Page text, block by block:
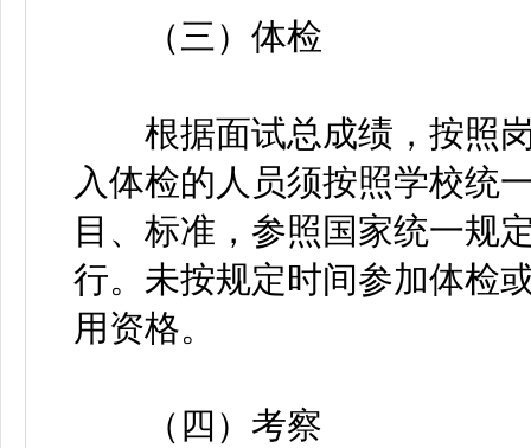
（三）体检
根据面试总成绩，按照岗
入体检的人员须按照学校统
目、标准，参照国家统一规
行。未按规定时间参加体检
用资格。
（四）考察